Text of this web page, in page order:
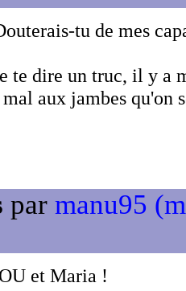
tu de mes
te dire un truc, il y a
aux jambes qu'on
par manu95
et Maria !